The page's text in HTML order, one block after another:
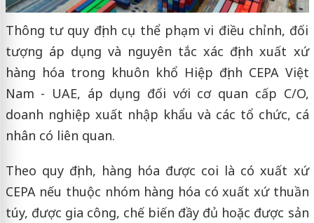
Thông tư quy định cụ thể phạm vi điều chỉnh, đối
tượng áp dụng và nguyên tắc xác định xuất xứ
hàng hóa trong khuôn khổ Hiệp định CEPA Việt
Nam - UAE, áp dụng đối với cơ quan cấp C/O,
doanh nghiệp xuất nhập khẩu và các tổ chức, cá
nhân có liên quan.
Theo quy định, hàng hóa được coi là có xuất xứ
CEPA nếu thuộc nhóm hàng hóa có xuất xứ thuần
túy, được gia công, chế biến đầy đủ hoặc được sản